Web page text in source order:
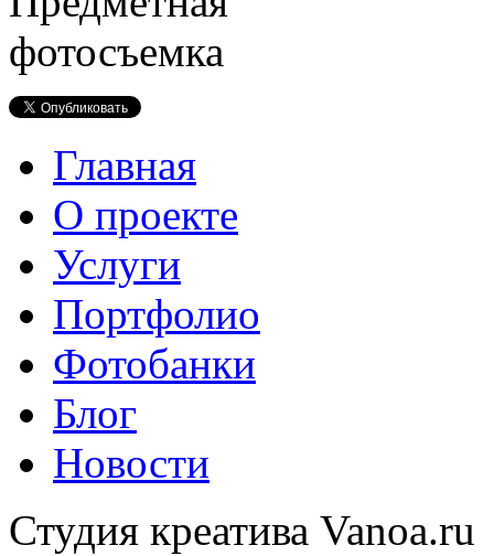
Главная
О проекте
Услуги
Портфолио
Фотобанки
Блог
Новости
Студия креатива Vanoa.ru